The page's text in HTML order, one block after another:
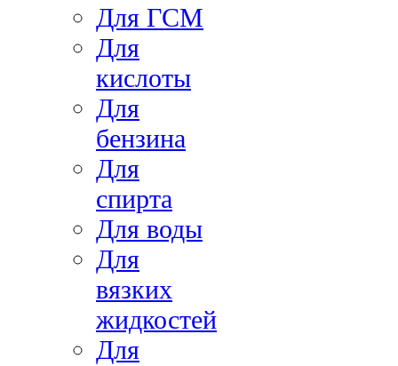
Для ГСМ
Для
кислоты
Для
бензина
Для
спирта
Для воды
Для
вязких
жидкостей
Для